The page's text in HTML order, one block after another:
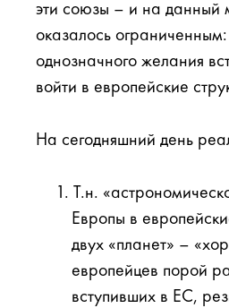
эти союзы – и на данный
оказалось
однозначного желания
войти в европейские
На сегодняшний день
Т.н.
Европы в
двух «планет» –
европейцев порой
вступивших в ЕС,